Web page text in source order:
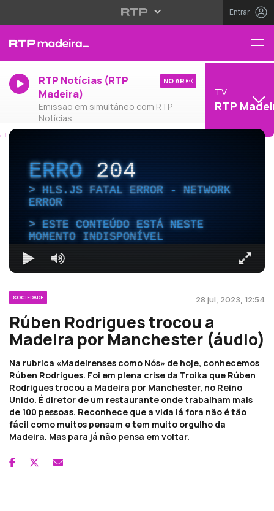
Entrar
RTP Notícias (RTP
Madeira)
Emissão em simultâneo com RTP
Notícias
NO AR
TV
RTP
ERRO204
HLS.JS FATAL ERROR - NETWORK
ERROR
ESTE CONTEÚDO ESTÁ NESTE
MOMENTO INDISPONÍVEL
SOCIEDADE 28 jul, 2023, 12:54
Rúben Rodrigues trocou a
Madeira por Manchester (áudio)
Na rubrica «Madeirenses como Nós» de hoje, conhecemos
Rúben Rodrigues. Foi em plena crise da Troika que Rúben
Rodrigues trocou a Madeira por Manchester, no Reino
Unido. É diretor de um restaurante onde trabalham mais
de 100 pessoas. Reconhece que a vida lá fora não é tão
fácil como muitos pensam e tem muito orgulho da
Madeira. Mas para já não pensa em voltar.